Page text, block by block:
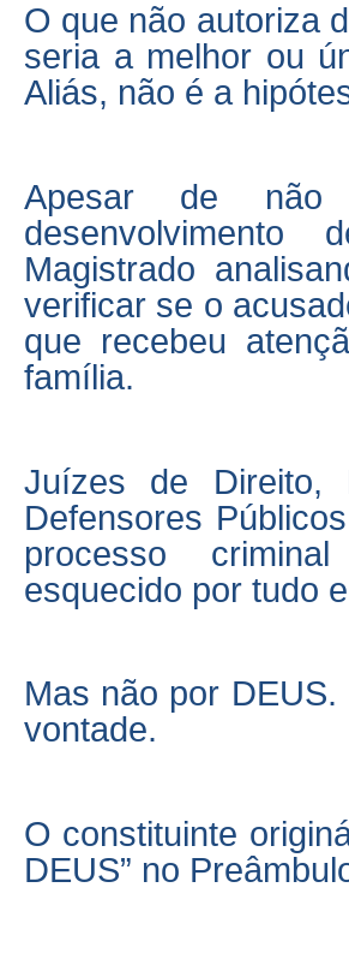
O que não autoriza
seria a melhor ou
Aliás, não é a
Apesar de
Magistrado
verificar se o
que recebeu
família.
Juízes de Direito,
Defensores
processo
esquecido por tudo
Mas não por
vontade.
O constituinte
DEUS” no